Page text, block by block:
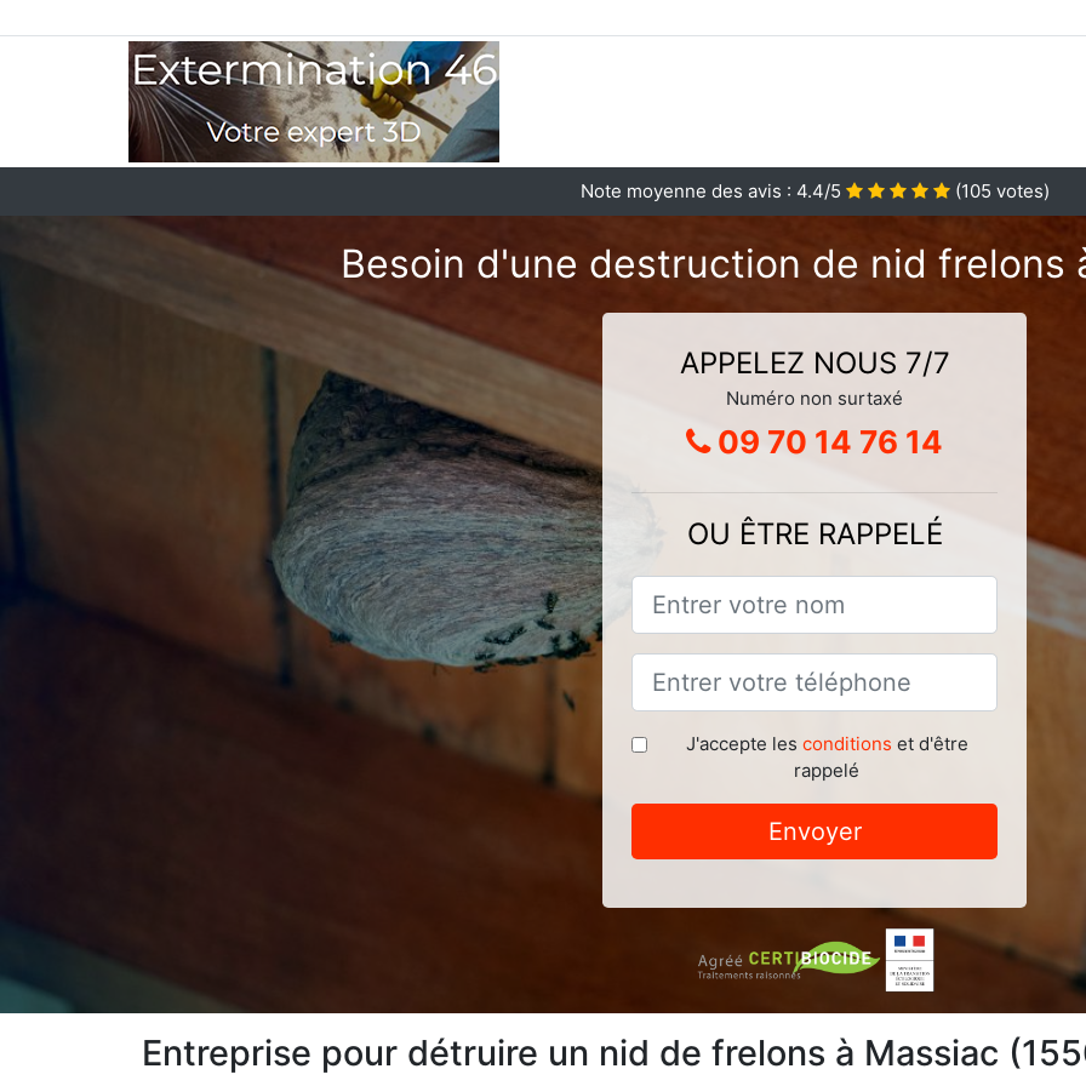
Note moyenne des avis : 4.4/5 (105 votes)
Besoin d'une destruction de nid frelons
APPELEZ NOUS 7/7
Numéro non surtaxé
09 70 14 76 14
OU ÊTRE RAPPELÉ
J'accepte les conditions et d'être
rappelé
Envoyer
Entreprise pour détruire un nid de frelons à Massiac